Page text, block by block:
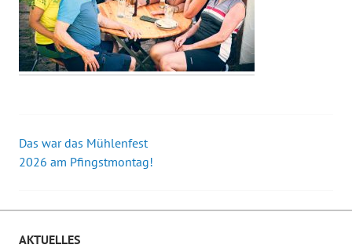
Beitrags-
Das war das Mühlenfest
2026 am Pfingstmontag!
AKTUELLES